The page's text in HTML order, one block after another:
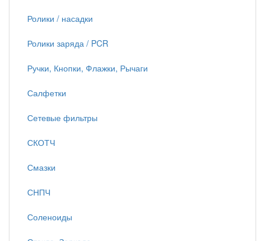
Ролики / насадки
Ролики заряда / PCR
Ручки, Кнопки, Флажки, Рычаги
Салфетки
Сетевые фильтры
СКОТЧ
Смазки
СНПЧ
Соленоиды